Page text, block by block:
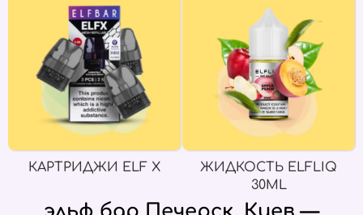
КАРТРИДЖИ ELF X
ЖИДКОСТЬ ELFLIQ
30ML